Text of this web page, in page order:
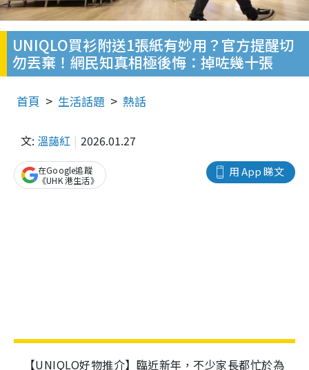
UNIQLO買衫附送1張紙有妙用？官方提醒切
勿丟棄！網民知真相極後悔：掉咗幾十張
首頁 生活話題 熱話
文: 溫藹紅 2026.01.27
用 App 睇文
在Google追蹤
《UHK 港生活》
【UNIQLO好物推介】臨近新年，不少家長都忙於為